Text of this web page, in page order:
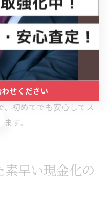
チェックポイント
、安心して取引を進める
ます。まず、査定前に品
できる業者の評判を調
方法や現金化までの流
確認しましょう。これ
、初めてでも安心してス
す。
早い現金化の
せください
せください